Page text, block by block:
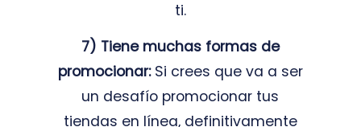
ti.
7) Tiene muchas formas de
promocionar:Si crees que va a ser
un desafío promocionar tus
tiendas en línea, definitivamente